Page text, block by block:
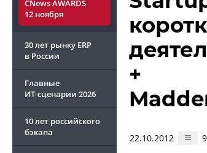
CNews AWARDS
12 ноября
30 лет рынку ERP
в России
Главные
ИТ-сценарии 2026
10 лет российского
бэкапа
+
22.10.2012